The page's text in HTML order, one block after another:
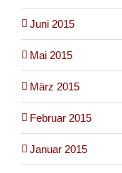
Juni 2015
Mai 2015
März 2015
Februar 2015
Januar 2015